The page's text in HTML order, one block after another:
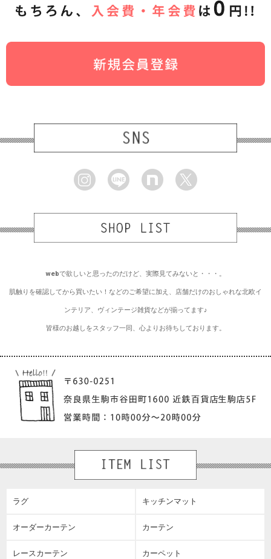
webで欲しいと思ったのだけど、実際見てみないと・・・。
肌触りを確認してから買いたい！などのご希望に加え、店舗だけのおしゃれな北欧イ
ンテリア、ヴィンテージ雑貨などが揃ってます♪
皆様のお越しをスタッフ一同、心よりお待ちしております。
ラグ キッチンマット
オーダーカーテン カーテン
レースカーテン カーペット